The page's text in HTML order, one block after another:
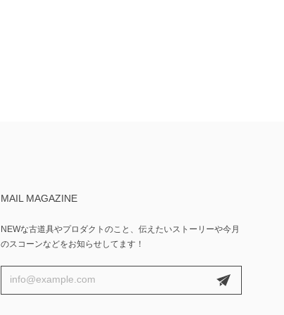
MAIL MAGAZINE
NEWな古道具やプロダクトのこと、伝えたいストーリーや今月
のスコーンなどをお知らせしてます！